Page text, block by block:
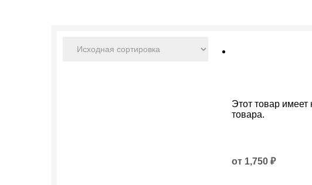
Этот товар
товара.
от 1,750 ₽